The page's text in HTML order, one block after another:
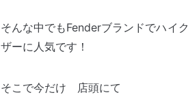
そんな中でもFenderブランドでハ
ザーに人気です！
そこで今だけ 店頭にて